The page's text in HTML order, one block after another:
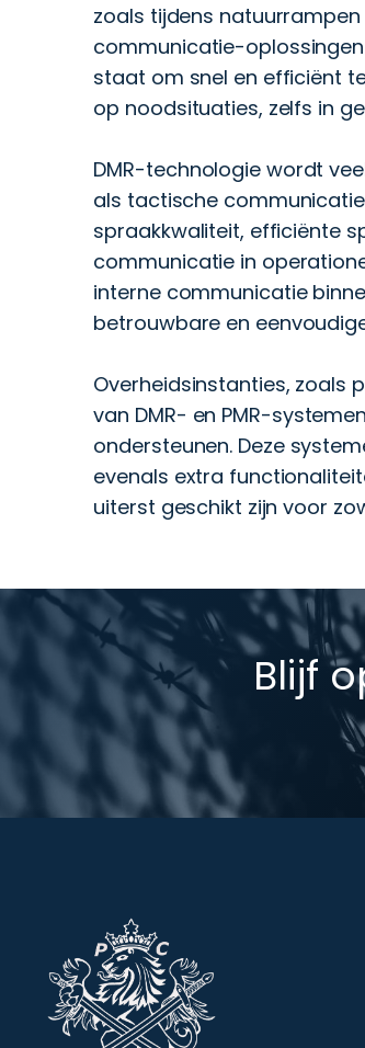
zoals tijdens
communicatie-oplossingen
staat om snel en efficiënt
op noodsituaties, zelfs in
DMR-technologie wordt
als tactische
spraakkwaliteit, efficiënte
communicatie in
interne communicatie
betrouwbare en
Overheidsinstanties, zoals
van DMR- en PMR-
ondersteunen. Deze
evenals extra
uiterst geschikt zijn voor
Blijf